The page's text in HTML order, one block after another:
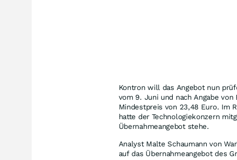
Kontron will das Angebot nun
vom 9. Juni und nach Angabe
Mindestpreis von 23,48 Euro. Im
hatte der Technologiekonzern
Übernahmeangebot stehe.
Analyst Malte Schaumann von
auf das Übernahmeangebot des